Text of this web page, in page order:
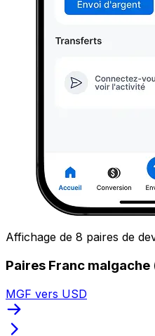
Affichage de 8 paires de
Paires Franc
MGF vers USD